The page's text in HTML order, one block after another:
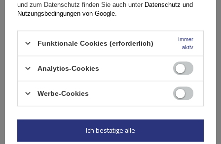
Mont Blanc AMC 5105-A46 Aluminium-Dachgepäckträger
und zum Datenschutz finden Sie auch unter Datenschutz und
Nutzungsbedingungen von Google
Funktionale Cookies (erforderlich)
Immer
aktiv
Analytics-Cookies
Werbe-Cookies
Ich bestätige alle